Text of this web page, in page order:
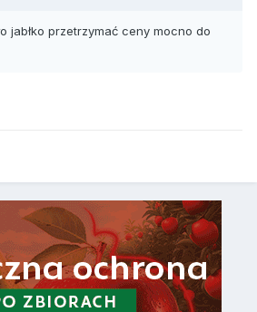
jabłko przetrzymać ceny mocno do